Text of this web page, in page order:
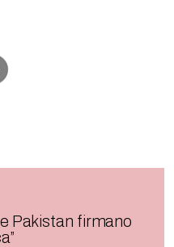
Pakistan firmano